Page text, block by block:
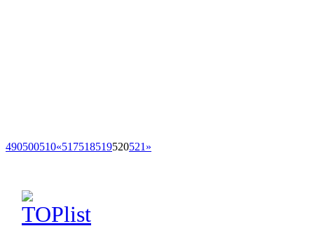
490500510«517518519520521 »